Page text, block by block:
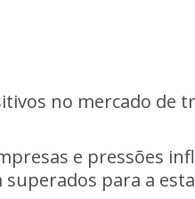
no mercado de
e pressões
para a